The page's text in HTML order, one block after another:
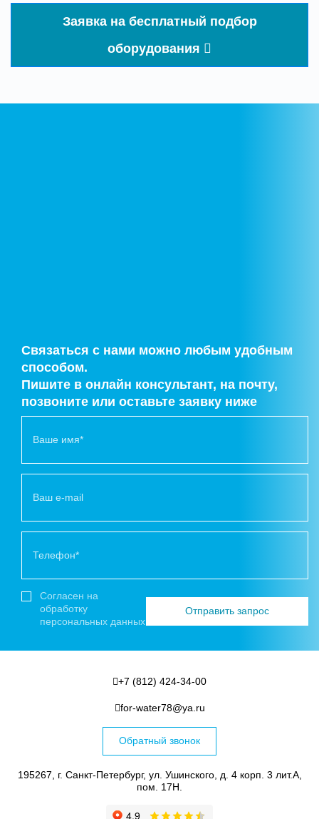
Заявка на бесплатный подбор
оборудования
Связаться с нами можно любым удобным
способом.
Пишите в онлайн консультант, на почту,
позвоните или оставьте заявку ниже
Согласен на
обработку
персональных данных
+7 (812) 424-34-00
for-water78@ya.ru
Обратный звонок
195267, г. Санкт-Петербург, ул. Ушинского, д. 4 корп. 3 лит.А,
пом. 17Н.